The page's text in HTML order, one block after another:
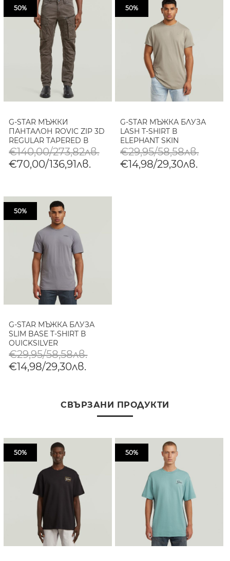
50%
G-STAR МЪЖКИ
ПАНТАЛОН ROVIC ZIP 3D
REGULAR TAPERED В
JAVA/ELEPHANT SKIN
€140,00/273,82лв.
€70,00/136,91лв.
50%
G-STAR МЪЖКА БЛУЗА
LASH T-SHIRT В
ELEPHANT SKIN
€29,95/58,58лв.
€14,98/29,30лв.
50%
G-STAR МЪЖКА БЛУЗА
SLIM BASE T-SHIRT В
QUICKSILVER
€29,95/58,58лв.
€14,98/29,30лв.
СВЪРЗАНИ ПРОДУКТИ
50% 50%